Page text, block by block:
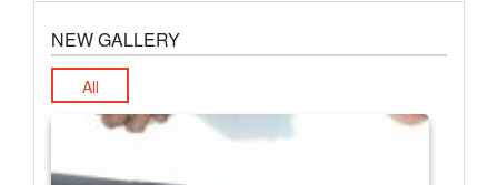
NEW GALLERY
All